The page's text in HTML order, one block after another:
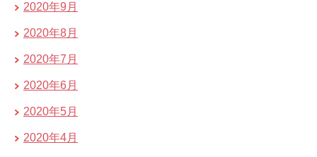
2020年9月
2020年8月
2020年7月
2020年6月
2020年5月
2020年4月